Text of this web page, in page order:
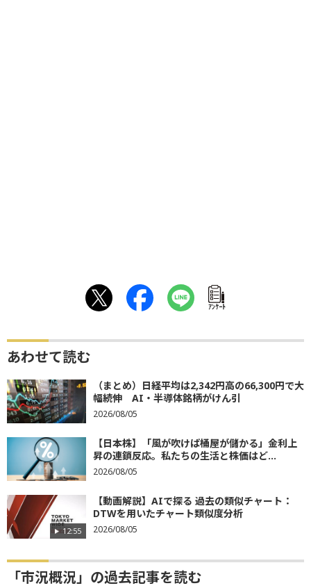
ｱﾝｹｰﾄ
あわせて読む
（まとめ）日経平均は2,342円高の66,300円で大
幅続伸 AI・半導体銘柄がけん引
2026/08/05
【日本株】「風が吹けば桶屋が儲かる」金利上
昇の連鎖反応。私たちの生活と株価はど...
2026/08/05
12:55
【動画解説】AIで探る 過去の類似チャート：
DTWを用いたチャート類似度分析
2026/08/05
「市況概況」の過去記事を読む